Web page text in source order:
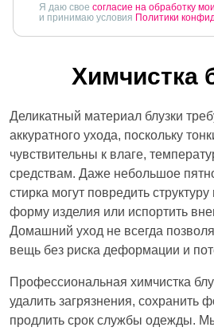
Я даю свое согласие на обработку
и принимаю условия Политики
Химчистка
Деликатный материал блузки
аккуратного ухода, поскольку
чувствительны к влаге,
средствам. Даже небольшое
стирка могут повредить
форму изделия или испортить
Домашний уход не всегда
вещь без риска деформации и
Профессиональная химчистка
удалить загрязнения, сохранить
продлить срок службы одежды.